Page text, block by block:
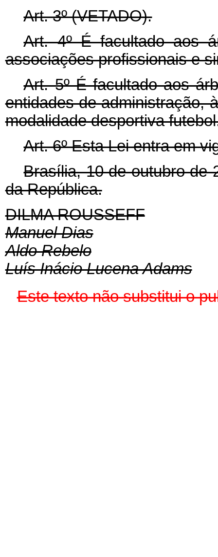
Art. 3º (VETADO).
Art. 4º É facultado aos
associações profissionais e
Art. 5º É facultado aos
entidades de administração,
modalidade desportiva
Art. 6º Esta Lei entra em
Brasília, 10 de outubro de
da República.
DILMA ROUSSEFF
Manuel Dias
Aldo Rebelo
Luís Inácio Lucena Adams
Este texto não substitui o